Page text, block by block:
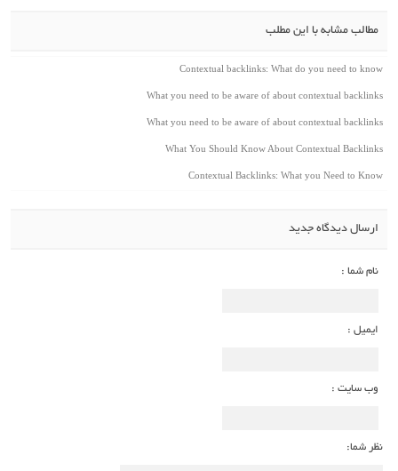
مطالب مشابه با این مطلب
Contextual backlinks: What do you need to know
What you need to be aware of about contextual backlinks
What you need to be aware of about contextual backlinks
What You Should Know About Contextual Backlinks
Contextual Backlinks: What you Need to Know
ارسال دیدگاه جدید
نام شما :
ایمیل :
وب سایت :
نظر شما: